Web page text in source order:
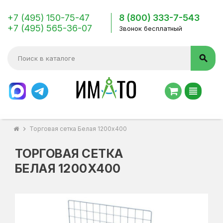
+7 (495) 150-75-47
+7 (495) 565-36-07
8 (800) 333-7-543
Звонок бесплатный
search
view_headline
chevron_right Торговая сетка Белая 1200х400
ТОРГОВАЯ СЕТКА
БЕЛАЯ 1200Х400